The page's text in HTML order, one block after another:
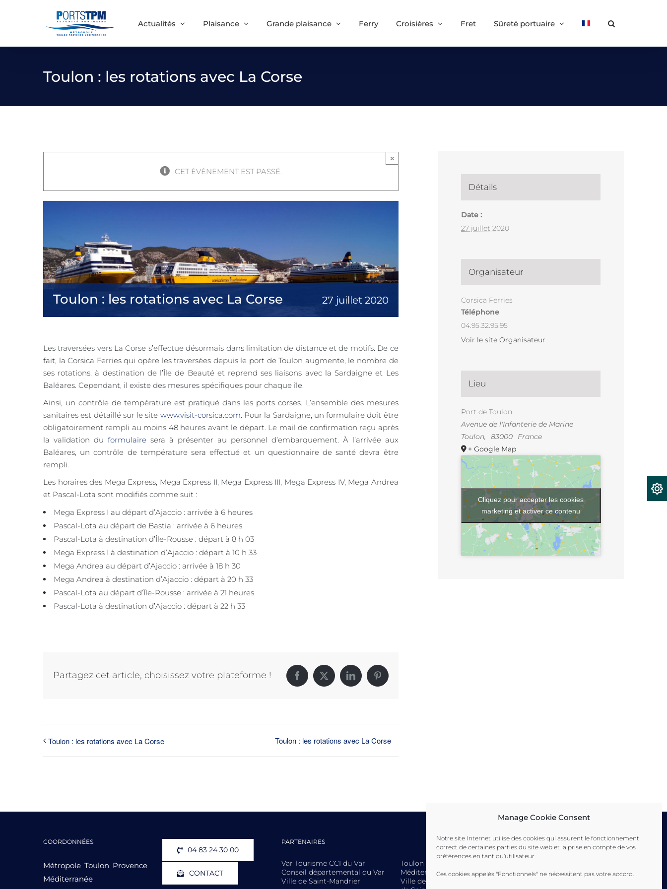
Manage Cookie Consent
Notre site Internet utilise des cookies qui assurent le fonctionnement
correct de certaines parties du site web et la prise en compte de vos
préférences en tant qu’utilisateur.
Ces cookies appelés "Fonctionnels" ne nécessitent pas votre accord.
Actualités Plaisance Grande plaisance Ferry Croisières Fret Sûreté portuaire
Toulon : les rotations avec La Corse
CET ÉVÈNEMENT EST PASSÉ.
×
Toulon : les rotations avec La Corse 27 juillet 2020
Les traversées vers La Corse s’effectue désormais dans limitation de distance et de motifs. De ce
fait, la Corsica Ferries qui opère les traversées depuis le port de Toulon augmente, le nombre de
ses rotations, à destination de l’Île de Beauté et reprend ses liaisons avec la Sardaigne et Les
Baléares. Cependant, il existe des mesures spécifiques pour chaque île.
Ainsi, un contrôle de température est pratiqué dans les ports corses. L’ensemble des mesures
sanitaires est détaillé sur le site www.visit-corsica.com. Pour la Sardaigne, un formulaire doit être
obligatoirement rempli au moins 48 heures avant le départ. Le mail de confirmation reçu après
la validation du formulairesera à présenter au personnel d’embarquement. À l’arrivée aux
Baléares, un contrôle de température sera effectué et un questionnaire de santé devra être
rempli.
Les horaires des Mega Express, Mega Express II, Mega Express III, Mega Express IV, Mega Andrea
et Pascal-Lota sont modifiés comme suit :
Mega Express I au départ d’Ajaccio : arrivée à 6 heures
Pascal-Lota au départ de Bastia : arrivée à 6 heures
Pascal-Lota à destination d’Île-Rousse : départ à 8 h 03
Mega Express I à destination d’Ajaccio : départ à 10 h 33
Mega Andrea au départ d’Ajaccio : arrivée à 18 h 30
Mega Andrea à destination d’Ajaccio : départ à 20 h 33
Pascal-Lota au départ d’Île-Rousse : arrivée à 21 heures
Pascal-Lota à destination d’Ajaccio : départ à 22 h 33
Partagez cet article, choisissez votre plateforme ! Facebook
X LinkedInPinterest
Toulon : les rotations avec La Corse Toulon : les rotations avec La Corse
Détails
Date :
27 juillet 2020
Organisateur
Corsica Ferries
Téléphone
04.95.32.95.95
Voir le site Organisateur
Lieu
Port de Toulon
Avenue de l'Infanterie de Marine
Toulon, 83000
France
+ Google Map
Cliquez pour accepter les cookies
marketing et activer ce contenu
COORDONNÉES
Métropole Toulon Provence
Méditerranée
04 83 24 30 00
CONTACT
PARTENAIRES
Var Tourisme CCI du Var
Conseil départemental du Var
Ville de Saint-Mandrier
Toulon Provence
Méditerranée Ville de Toulon
Ville de La Seyne-sur-Mer Ville